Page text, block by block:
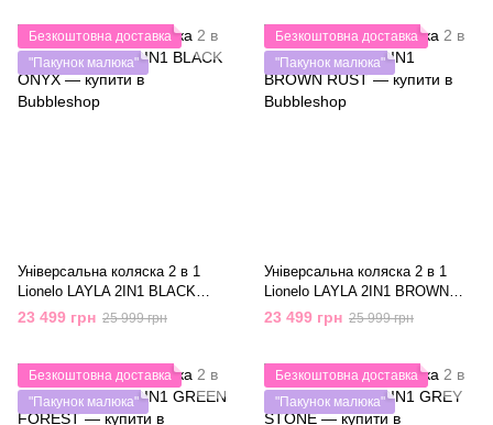
Безкоштовна доставка
"Пакунок малюка"
Універсальна коляска 2 в 1
Lionelo LAYLA 2IN1 BLACK
ONYX
23 499 грн 25 999 грн
Безкоштовна доставка
"Пакунок малюка"
Універсальна коляска 2 в 1
Lionelo LAYLA 2IN1 BROWN
RUST
23 499 грн 25 999 грн
Безкоштовна доставка
"Пакунок малюка"
Безкоштовна доставка
"Пакунок малюка"